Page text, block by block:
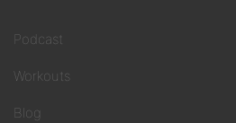
Podcast
Workouts
Blog